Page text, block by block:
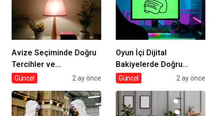
Avize Seçiminde Doğru
Tercihler ve
Dekorasyona Etkisi
Güncel 2 ay önce
Oyun İçi Dijital
Bakiyelerde Doğru
Tercihler
Güncel 2 ay önce